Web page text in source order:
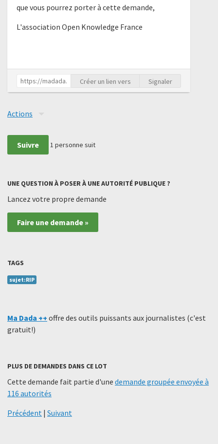
que vous pourrez porter à cette demande,
L'association Open Knowledge France
Créer un lien vers Signaler
Actions
Suivre 1 personne suit
UNE QUESTION À POSER À UNE AUTORITÉ PUBLIQUE ?
Lancez votre propre demande
Faire une demande »
TAGS
sujet:RIP
Ma Dada ++ offre des outils puissants aux journalistes (c'est
gratuit!)
PLUS DE DEMANDES DANS CE LOT
Cette demande fait partie d'une demande groupée envoyée à
116 autorités
Précédent | Suivant